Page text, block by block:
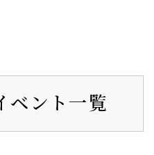
ベント一覧